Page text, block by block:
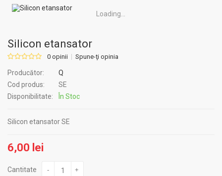
Loading...
Silicon etansator
0 opinii Spune-ţi opinia
Producător:
Q
Cod produs:
SE
Disponibilitate:
În Stoc
Silicon etansator SE
6,00 lei
Cantitate - +